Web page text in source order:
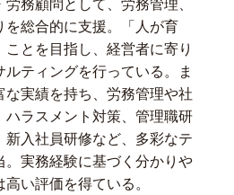
を総合的に支援。「人が育
とを目指し、経営者に寄り
ティングを行っている。ま
実績を持ち、労務管理や社
ラスメント対策、管理職研
入社員研修など、多彩なテ
実務経験に基づく分かりや
い評価を得ている。